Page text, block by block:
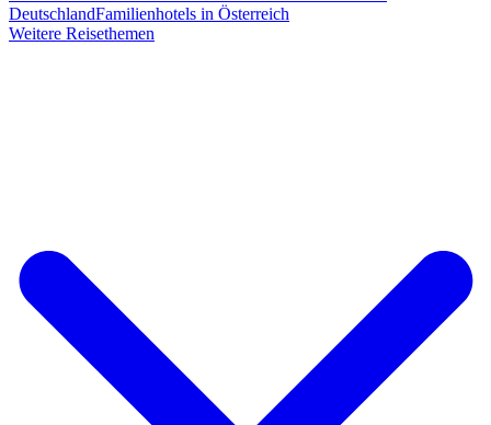
DeutschlandFamilienhotels in Österreich
Weitere Reisethemen